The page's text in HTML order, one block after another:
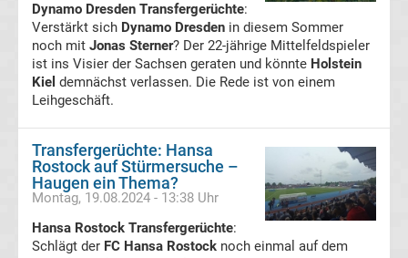
Liga
Ergebnisse
Liga
Ergebnisse
3.
Dynamo Dresden Transfergerüchte:
Verstärkt sich Dynamo Dresden in diesem Sommer
noch mit Jonas Sterner? Der 22-jährige Mittelfeldspieler
ist ins Visier der Sachsen geraten und könnte Holstein
Kiel demnächst verlassen. Die Rede ist von einem
Leihgeschäft.
Transfergerüchte: Hansa
Rostock auf Stürmersuche –
Haugen ein Thema?
Montag, 19.08.2024 - 13:38 Uhr
Hansa Rostock Transfergerüchte:
Schlägt der FC Hansa Rostock noch einmal auf dem